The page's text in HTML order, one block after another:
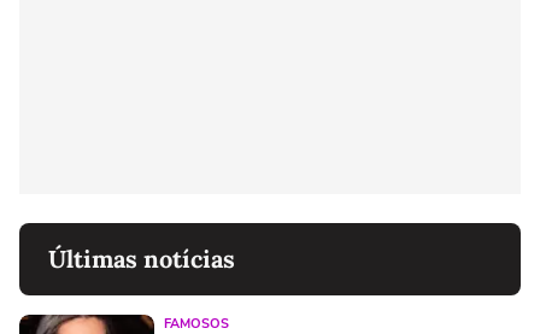
Últimas notícias
FAMOSOS